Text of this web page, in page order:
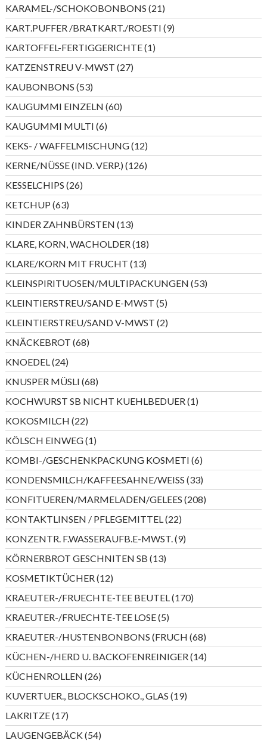
KARAMEL-/SCHOKOBONBONS 2121
Produkte
KART.PUFFER /BRATKART./ROESTI 99
Produkte
KARTOFFEL-FERTIGGERICHTE 11
Produkt
KATZENSTREU V-MWST 2727
Produkte
KAUBONBONS 5353
Produkte
KAUGUMMI EINZELN 6060
Produkte
KAUGUMMI MULTI 66
Produkte
KEKS- / WAFFELMISCHUNG 1212
Produkte
KERNE/NÜSSE (IND. VERP.) 126126
Produkte
KESSELCHIPS 2626
Produkte
KETCHUP 6363
Produkte
KINDER ZAHNBÜRSTEN 1313
Produkte
KLARE, KORN, WACHOLDER 1818
Produkte
KLARE/KORN MIT FRUCHT 1313
Produkte
KLEINSPIRITUOSEN/MULTIPACKUNGEN 5353
Produkte
KLEINTIERSTREU/SAND E-MWST 55
Produkte
KLEINTIERSTREU/SAND V-MWST 22
Produkte
KNÄCKEBROT 6868
Produkte
KNOEDEL 2424
Produkte
KNUSPER MÜSLI 6868
Produkte
KOCHWURST SB NICHT KUEHLBEDUER 11
Produkt
KOKOSMILCH 2222
Produkte
KÖLSCH EINWEG 11
Produkt
KOMBI-/GESCHENKPACKUNG KOSMETI 66
Produkte
KONDENSMILCH/KAFFEESAHNE/WEISS 3333
Produkte
KONFITUEREN/MARMELADEN/GELEES 208208
Produkte
KONTAKTLINSEN / PFLEGEMITTEL 2222
Produkte
KONZENTR. F.WASSERAUFB.E-MWST. 99
Produkte
KÖRNERBROT GESCHNITEN SB 1313
Produkte
KOSMETIKTÜCHER 1212
Produkte
KRAEUTER-/FRUECHTE-TEE BEUTEL 170170
Produkte
KRAEUTER-/FRUECHTE-TEE LOSE 55
Produkte
KRAEUTER-/HUSTENBONBONS (FRUCH 6868
Produkte
KÜCHEN-/HERD U. BACKOFENREINIGER 1414
Produkte
KÜCHENROLLEN 2626
Produkte
KUVERTUER., BLOCKSCHOKO., GLAS 1919
Produkte
LAKRITZE 1717
Produkte
LAUGENGEBÄCK 5454